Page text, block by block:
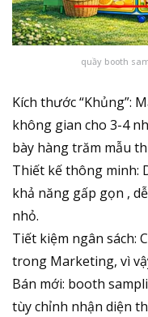
quầy booth
Kích thước “Khủng”:
không gian cho 3-4
bày hàng trăm mẫu
Thiết kế thông minh:
khả năng gấp gọn ,
nhỏ.
Tiết kiệm ngân sách:
trong Marketing, vì
Bán mới: booth
tùy chỉnh nhận diện